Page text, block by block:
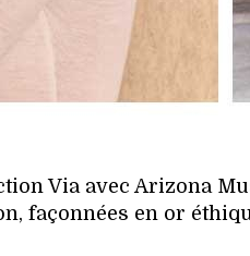
Via avec Arizona
façonnées en or